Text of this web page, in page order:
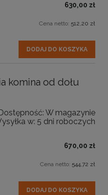
630,00 zł
Cena netto: 512,20 zł
DODAJ DO KOSZYKA
komina od dołu
W magazynie
w: 5 dni roboczych
670,00 zł
Cena netto: 544,72 zł
DODAJ DO KOSZYKA